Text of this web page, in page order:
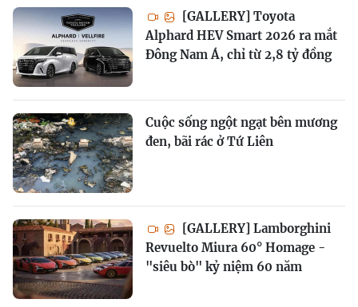
[GALLERY] Toyota
Alphard HEV Smart 2026 ra mắt
Đông Nam Á, chỉ từ 2,8 tỷ đồng
Cuộc sống ngột ngạt bên mương
đen, bãi rác ở Tứ Liên
[GALLERY] Lamborghini
Revuelto Miura 60° Homage -
"siêu bò" kỷ niệm 60 năm